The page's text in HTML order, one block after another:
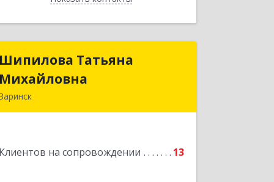
Шипилова Татьяна
Михайловна
Клиентов на сопровождении 13
Шипилова Татьяна